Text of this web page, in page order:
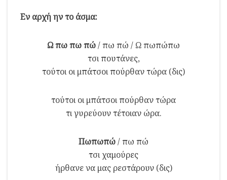
Εν αρχή ην το άσμα:
Ω πω πω πώ/ πω πώ / Ω πωπώπω
τσι πουτάνες,
τούτοι οι μπάτσοι πούρθαν τώρα (δις)
τούτοι οι μπάτσοι πούρθαν τώρα
τι γυρεύουν τέτοιαν ώρα.
Πωπωπώ/ πω πώ
τσι χαμούρες
ήρθανε να μας ρεστάρουν (δις)